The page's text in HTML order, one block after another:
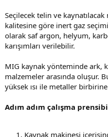
Seçilecek telin ve
kalitesine göre inert gaz
olarak saf argon, helyum,
karışımları verilebilir.
MIG kaynak yönteminde ark,
malzemeler arasında oluşur.
yüksek ısı ile metaller
Adım adım çalışma
Kaynak makinesi